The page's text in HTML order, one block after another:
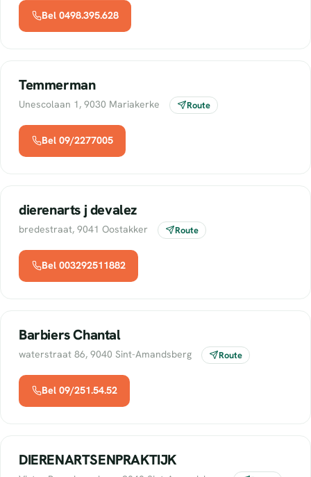
Bel 0498.395.628
Temmerman
Unescolaan 1, 9030 Mariakerke Route
Bel 09/2277005
dierenarts j devalez
bredestraat, 9041 Oostakker Route
Bel 003292511882
Barbiers Chantal
waterstraat 86, 9040 Sint-Amandsberg Route
Bel 09/251.54.52
DIERENARTSENPRAKTIJK